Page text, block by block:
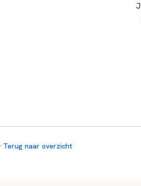
Terug naar overzicht